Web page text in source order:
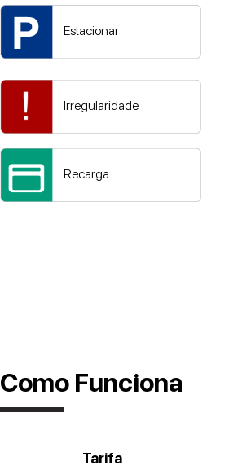
Estacionar
Irregularidade
Recarga
Como Funciona
Tarifa